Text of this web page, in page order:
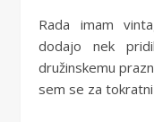
Rada imam vintage stil prazničnih voščilnic, ker
dodajo nek
družinskemu
sem se za